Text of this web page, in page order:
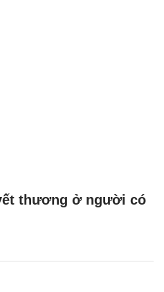
thương ở người có